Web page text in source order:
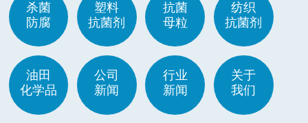
杀菌
防腐
塑料
抗菌剂
抗菌
母粒
纺织
抗菌剂
油田
化学品
公司
新闻
行业
新闻
关于
我们